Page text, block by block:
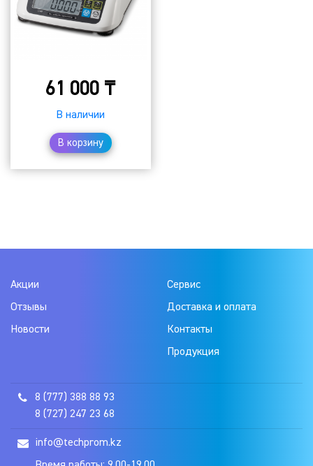
61 000 ₸
В наличии
В корзину
Акции
Отзывы
Новости
Сервис
Доставка и оплата
Контакты
Продукция
8 (777) 388 88 93
8 (727) 247 23 68
info@techprom.kz